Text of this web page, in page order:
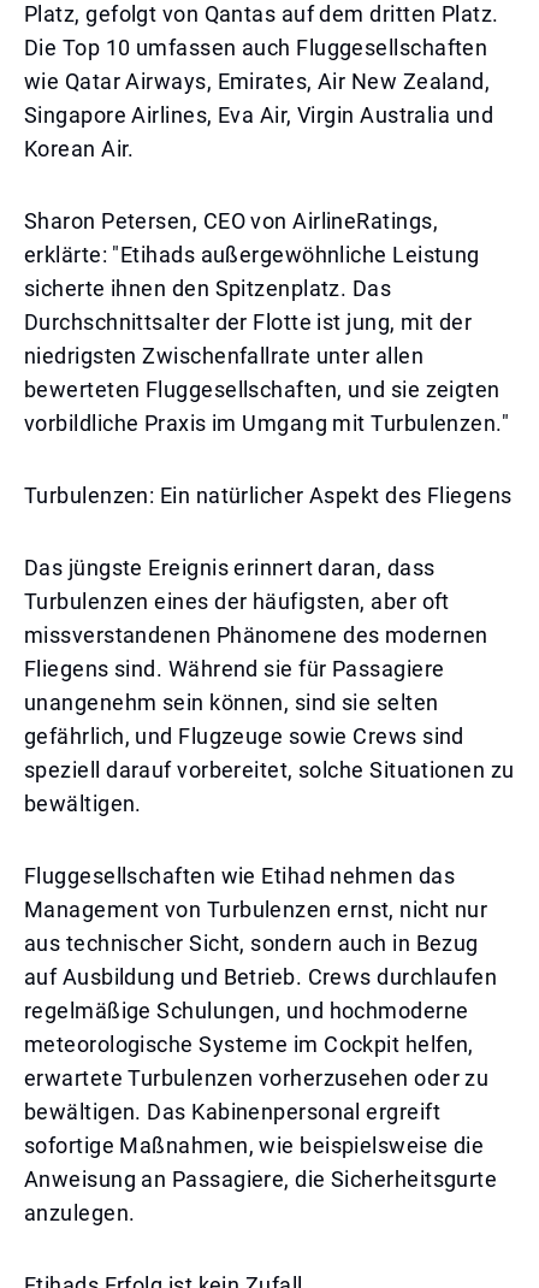
Platz, gefolgt von Qantas auf dem dritten Platz.
Die Top 10 umfassen auch Fluggesellschaften
wie Qatar Airways, Emirates, Air New Zealand,
Singapore Airlines, Eva Air, Virgin Australia und
Korean Air.
Sharon Petersen, CEO von AirlineRatings,
erklärte: "Etihads außergewöhnliche Leistung
sicherte ihnen den Spitzenplatz. Das
Durchschnittsalter der Flotte ist jung, mit der
niedrigsten Zwischenfallrate unter allen
bewerteten Fluggesellschaften, und sie zeigten
vorbildliche Praxis im Umgang mit Turbulenzen."
Turbulenzen: Ein natürlicher Aspekt des Fliegens
Das jüngste Ereignis erinnert daran, dass
Turbulenzen eines der häufigsten, aber oft
missverstandenen Phänomene des modernen
Fliegens sind. Während sie für Passagiere
unangenehm sein können, sind sie selten
gefährlich, und Flugzeuge sowie Crews sind
speziell darauf vorbereitet, solche Situationen zu
bewältigen.
Fluggesellschaften wie Etihad nehmen das
Management von Turbulenzen ernst, nicht nur
aus technischer Sicht, sondern auch in Bezug
auf Ausbildung und Betrieb. Crews durchlaufen
regelmäßige Schulungen, und hochmoderne
meteorologische Systeme im Cockpit helfen,
erwartete Turbulenzen vorherzusehen oder zu
bewältigen. Das Kabinenpersonal ergreift
sofortige Maßnahmen, wie beispielsweise die
Anweisung an Passagiere, die Sicherheitsgurte
anzulegen.